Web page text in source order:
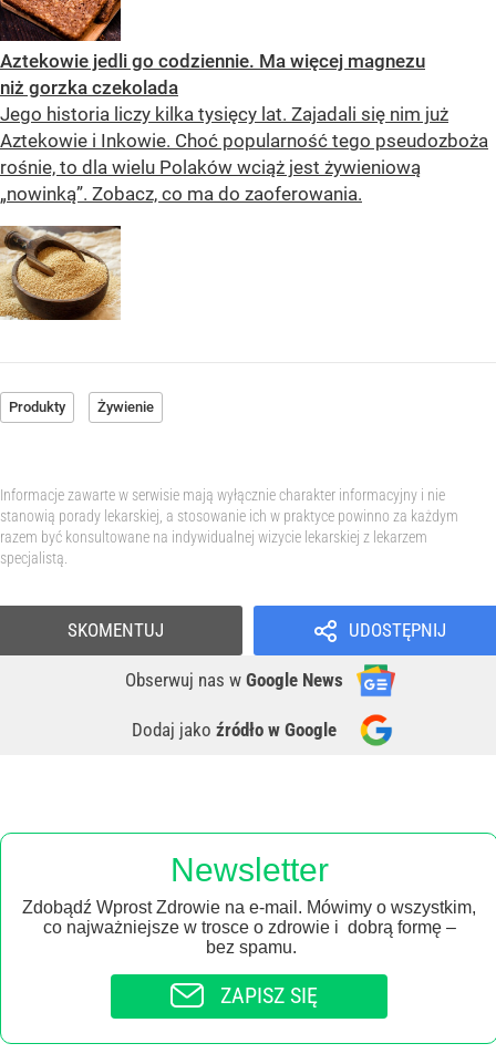
Aztekowie jedli go codziennie. Ma więcej magnezu
niż gorzka czekolada
Jego historia liczy kilka tysięcy lat. Zajadali się nim już
Aztekowie i Inkowie. Choć popularność tego pseudozboża
rośnie, to dla wielu Polaków wciąż jest żywieniową
„nowinką”. Zobacz, co ma do zaoferowania.
Produkty Żywienie
Informacje zawarte w serwisie mają wyłącznie charakter informacyjny i nie
stanowią porady lekarskiej, a stosowanie ich w praktyce powinno za każdym
razem być konsultowane na indywidualnej wizycie lekarskiej z lekarzem
specjalistą.
UDOSTĘPNIJ
Obserwuj nas w Google News
Dodaj jako źródło w Google
SKOMENTUJ
Newsletter
Zdobądź Wprost Zdrowie na e-mail. Mówimy o wszystkim,
co najważniejsze w trosce o zdrowie i dobrą formę –
bez spamu.
ZAPISZ SIĘ